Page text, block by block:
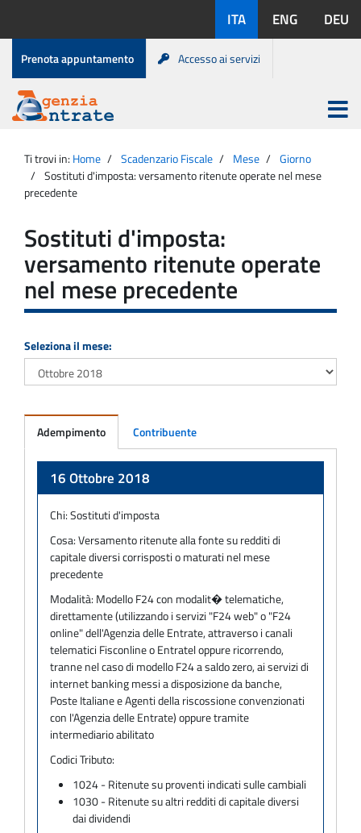
contenuto
disponibili:
ITA ENG DEU
Menu
di
servizio
Prenota appuntamento Accesso ai servizi
Agenzia
Entrate
Apri
menu
principale
Ti trovi in: Home Scadenzario Fiscale Mese
Giorno
Sostituti d'imposta: versamento ritenute operate nel mese
precedente
Sostituti d'imposta:
versamento ritenute operate
nel mese precedente
Seleziona il mese:
Adempimento Contribuente
16 Ottobre 2018
Chi:Sostituti d'imposta
Cosa:Versamento ritenute alla fonte su redditi di
capitale diversi corrisposti o maturati nel mese
precedente
Modalità: Modello F24 con modalit� telematiche,
direttamente (utilizzando i servizi "F24 web" o "F24
online" dell'Agenzia delle Entrate, attraverso i canali
telematici Fisconline o Entratel oppure ricorrendo,
tranne nel caso di modello F24 a saldo zero, ai servizi di
internet banking messi a disposizione da banche,
Poste Italiane e Agenti della riscossione convenzionati
con l'Agenzia delle Entrate) oppure tramite
intermediario abilitato
Codici Tributo:
1024 - Ritenute su proventi indicati sulle cambiali
1030 - Ritenute su altri redditi di capitale diversi
dai dividendi